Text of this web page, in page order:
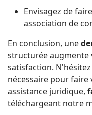
Envisagez de
association de
En conclusion, une
structurée augmente
satisfaction.
nécessaire pour
assistance juridique,
téléchargeant notre